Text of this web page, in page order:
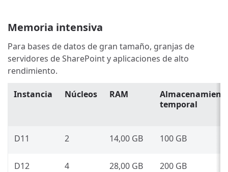
Memoria intensiva
Para bases de datos de gran tamaño, granjas de
servidores de SharePoint y aplicaciones de alto
rendimiento.
Instancia Núcleos RAM
temporal
D11 2 14,00 GB 100 GB
D12 4 28,00 GB 200 GB